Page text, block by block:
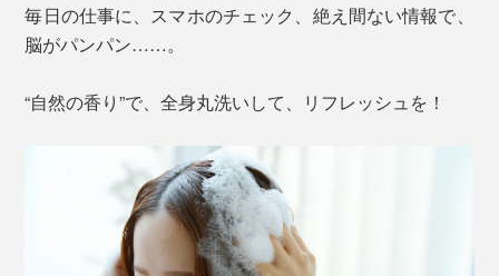
毎日の仕事に、スマホのチェック、絶え間ない情報で、
脳がパンパン……。
“自然の香り”で、全身丸洗いして、リフレッシュを！